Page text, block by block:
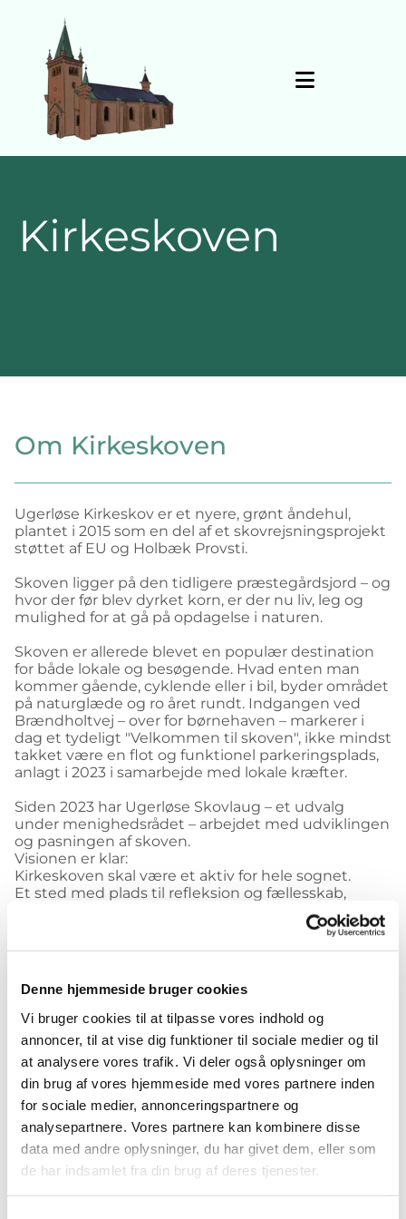
Denne hjemmeside bruger cookies
Vi bruger cookies til at tilpasse vores indhold og
annoncer, til at vise dig funktioner til sociale medier og til
at analysere vores trafik. Vi deler også oplysninger om
din brug af vores hjemmeside med vores partnere inden
for sociale medier, annonceringspartnere og
analysepartnere. Vores partnere kan kombinere disse
data med andre oplysninger, du har givet dem, eller som
de har indsamlet fra din brug af deres tjenester.
Gå til indhold
Kirkeskoven
Om Kirkeskoven
Ugerløse Kirkeskov er et nyere, grønt åndehul,
plantet i 2015 som en del af et skovrejsningsprojekt
støttet af EU og Holbæk Provsti.
Skoven ligger på den tidligere præstegårdsjord – og
hvor der før blev dyrket korn, er der nu liv, leg og
mulighed for at gå på opdagelse i naturen.
Skoven er allerede blevet en populær destination
for både lokale og besøgende. Hvad enten man
kommer gående, cyklende eller i bil, byder området
på naturglæde og ro året rundt. Indgangen ved
Brændholtvej – over for børnehaven – markerer i
dag et tydeligt "Velkommen til skoven", ikke mindst
takket være en flot og funktionel parkeringsplads,
anlagt i 2023 i samarbejde med lokale kræfter.
Siden 2023 har Ugerløse Skovlaug – et udvalg
under menighedsrådet – arbejdet med udviklingen
og pasningen af skoven.
Visionen er klar:
Kirkeskoven skal være et aktiv for hele sognet.
Et sted med plads til refleksion og fællesskab,
biodiversitet og aktiviteter – på skovens præmisser.
nemmere at færdes i området – også i våde
perioder. I den forbindelse foregår der aktuelt
udtynding i skoven. Hjælpetræer og gran, som har
vokset sig for dominerende, bliver fjernet for at give
plads og lys til de fremtidige hovedtræer. Det
gælder især områder med birk, ahorn og løvskov.
Der er også blevet anlagt en ny hundeindhegning,
som allerede er flittigt brugt – og der arbejdes
videre på at tilføje aktiveringselementer til glæde
for både hunde og ejere.